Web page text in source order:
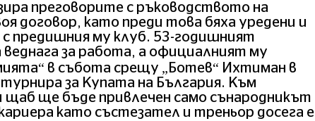
преговорите с ръководството на
договор, като преди това бяха уредени и
предишния му клуб. 53-годишният
за работа, а официалният му
в събота срещу „Ботев“ Ихтиман в
за Купата на България. Към
ще бъде привлечен само сънародникът
като състезател и треньор досега е